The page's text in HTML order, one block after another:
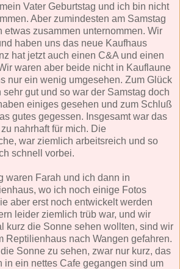
Vater Geburtstag und ich bin nicht
Aber zumindesten am Samstag
etwas zusammen unternommen. Wir
haben uns das neue Kaufhaus
hat jetzt auch einen C&A und einen
waren aber beide nicht in Kauflaune
nur ein wenig umgesehen. Zum Glück
gut und so war der Samstag doch
einiges gesehen und zum Schluß
gutes gegessen. Insgesamt war das
nahrhaft für mich. Die
war ziemlich arbeitsreich und so
schnell vorbei.
waren Farah und ich dann in
wo ich noch einige Fotos
aber erst noch entwickelt werden
leider ziemlich trüb war, und wir
kurz die Sonne sehen wollten, sind wir
Reptilienhaus nach Wangen gefahren.
Sonne zu sehen, zwar nur kurz, das
in ein nettes Cafe gegangen sind um